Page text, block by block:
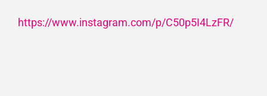
https://www.instagram.com/p/C50p5I4LzFR/